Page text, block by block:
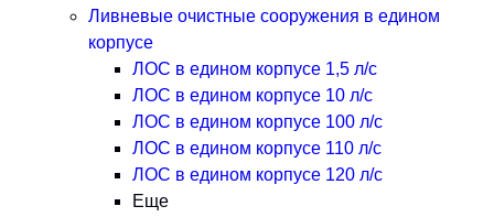
Ливневые очистные сооружения в едином
корпусе
ЛОС в едином корпусе 1,5 л/с
ЛОС в едином корпусе 10 л/с
ЛОС в едином корпусе 100 л/с
ЛОС в едином корпусе 110 л/с
ЛОС в едином корпусе 120 л/с
Еще